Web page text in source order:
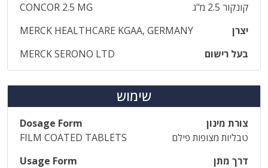
קונקור 2.5 מ"ג
CONCOR 2.5 MG
יצרן
MERCK HEALTHCARE KGAA, GERMANY
בעל רישום
MERCK SERONO LTD
שימוש
צורת מינון
Dosage Form
טבליות מצופות פילם
FILM COATED TABLETS
דרך מתן
Usage Form